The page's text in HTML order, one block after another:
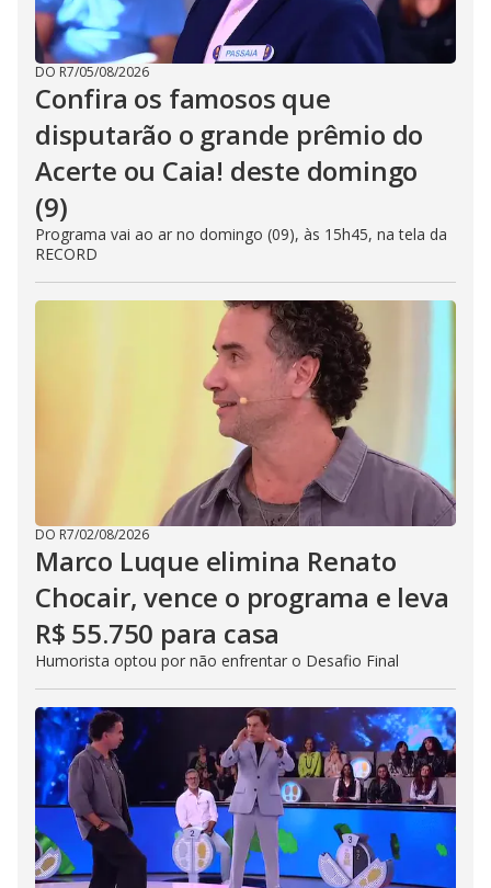
DO R7/05/08/2026
Confira os famosos que
disputarão o grande prêmio do
Acerte ou Caia! deste domingo
(9)
Programa vai ao ar no domingo (09), às 15h45, na tela da
RECORD
DO R7/02/08/2026
Marco Luque elimina Renato
Chocair, vence o programa e leva
R$ 55.750 para casa
Humorista optou por não enfrentar o Desafio Final